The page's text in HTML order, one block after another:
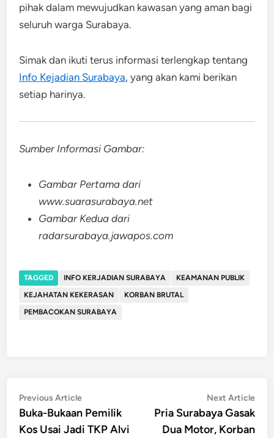
pihak dalam mewujudkan kawasan yang aman bagi
seluruh warga Surabaya.
Simak dan ikuti terus informasi terlengkap tentang
Info Kejadian Surabaya, yang akan kami berikan
setiap harinya.
Sumber Informasi Gambar:
Gambar Pertama dari
www.suarasurabaya.net
Gambar Kedua dari
radarsurabaya.jawapos.com
TAGGED INFO KERJADIAN SURABAYA
KEAMANAN PUBLIK
KEJAHATAN KEKERASAN
KORBAN BRUTAL
PEMBACOKAN SURABAYA
Post
navigation
Previous ArticlePrevious
article:
Buka-Bukaan Pemilik
Kos Usai Jadi TKP Alvi
Next Article
Pria Surabaya Gasak
Dua Motor, Korban